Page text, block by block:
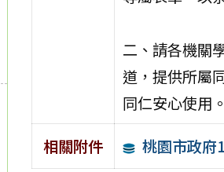
二、請各機關
道，提供所屬
同仁安心使用。
相關附件
桃園市政府